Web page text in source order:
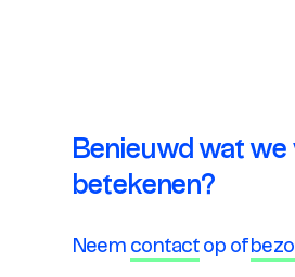
Benieuwd wat we
betekenen?
Neem contact op of